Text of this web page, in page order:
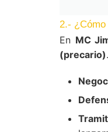
2.-
En MC
(precario)